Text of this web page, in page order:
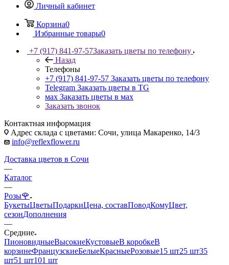
Личный кабинет
Корзина0
Избранные товары0
+7 (917) 841-97-57Заказать цветы по телефону
Назад
Телефоны
+7 (917) 841-97-57 Заказать цветы по телефону
Telegram Заказать цветы в TG
мах Заказать цветы в мах
Заказать звонок
Контактная информация
Адрес склада с цветами: Сочи, улица Макаренко, 14/3
info@reflexflower.ru
Доставка цветов в Сочи
—
Каталог
—
Розы🌹
БукетыЦветыПодаркиЦена, составПоводКомуЦвет,
сезонДополнения
—
Средние
ПионовидныеВысокиеКустовыеВ коробкеВ
корзинеФранцузскиеБелыеКрасныеРозовые15 шт25 шт35
шт51 шт101 шт